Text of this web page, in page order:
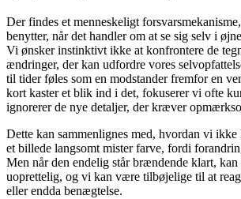
Der findes et menneskeligt
benytter, når det handler om at se sig selv i
Vi ønsker instinktivt ikke at konfrontere de
ændringer, der kan udfordre vores
til tider føles som en modstander fremfor en
kort kaster et blik ind i det, fokuserer vi ofte
ignorerer de nye detaljer, der kræver
Dette kan sammenlignes med, hvordan vi
et billede langsomt mister farve, fordi
Men når den endelig står brændende klart, kan
uoprettelig, og vi kan være tilbøjelige til at
eller endda benægtelse.